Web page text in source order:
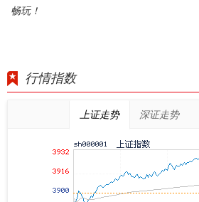
畅玩！
行情指数
上证走势 深证走势